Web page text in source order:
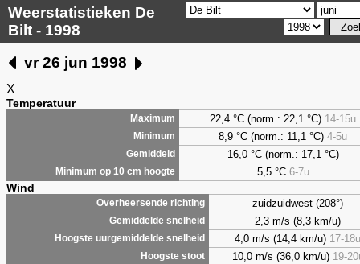
Weerstatistieken De
Bilt - 1998
vr 26 jun 1998
X
Temperatuur
Maximum 22,4 °C (norm.: 22,1 °C) 14-15u
Minimum 8,9 °C (norm.: 11,1 °C) 4-5u
Gemiddeld 16,0 °C (norm.: 17,1 °C)
Minimum op 10 cm hoogte 5,5°C 6-7u
Wind
Overheersende richting zuidzuidwest (208°)
Gemiddelde snelheid 2,3 m/s (8,3 km/u)
Hoogste uurgemiddelde snelheid 4,0 m/s (14,4 km/u) 17-18u
Hoogste stoot 10,0 m/s (36,0 km/u) 19-